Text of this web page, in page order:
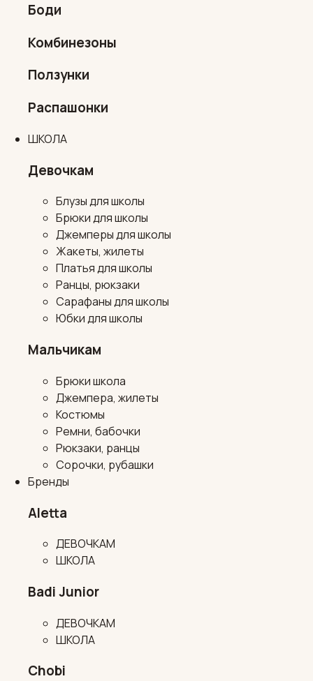
Боди
Комбинезоны
Ползунки
Распашонки
ШКОЛА
Девочкам
Блузы для школы
Брюки для школы
Джемперы для школы
Жакеты, жилеты
Платья для школы
Ранцы, рюкзаки
Сарафаны для школы
Юбки для школы
Мальчикам
Брюки школа
Джемпера, жилеты
Костюмы
Ремни, бабочки
Рюкзаки, ранцы
Сорочки, рубашки
Бренды
Aletta
ДЕВОЧКАМ
ШКОЛА
Badi Junior
ДЕВОЧКАМ
ШКОЛА
Chobi